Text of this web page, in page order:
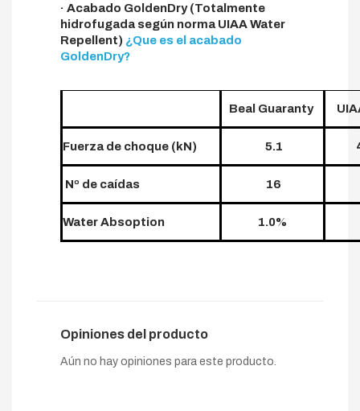
· Acabado GoldenDry (Totalmente
hidrofugada según norma UIAA Water
Repellent) ¿Que es el acabado
GoldenDry?
Beal Guaranty
Fuerza de choque (kN) 5.1
Nº de caídas 16
Water Absoption 1.0%
Opiniones del producto
Aún no hay opiniones para este producto.